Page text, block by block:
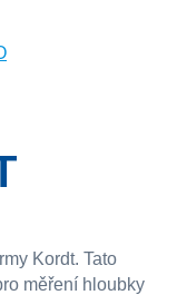
Kordt. Tato
měření hloubky